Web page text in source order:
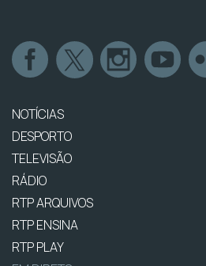
NOTÍCIAS
DESPORTO
TELEVISÃO
RÁDIO
RTP ARQUIVOS
RTP ENSINA
RTP PLAY